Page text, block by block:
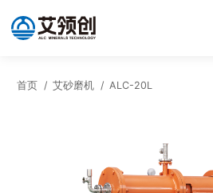
首页 / 艾砂磨机 / ALC-20L